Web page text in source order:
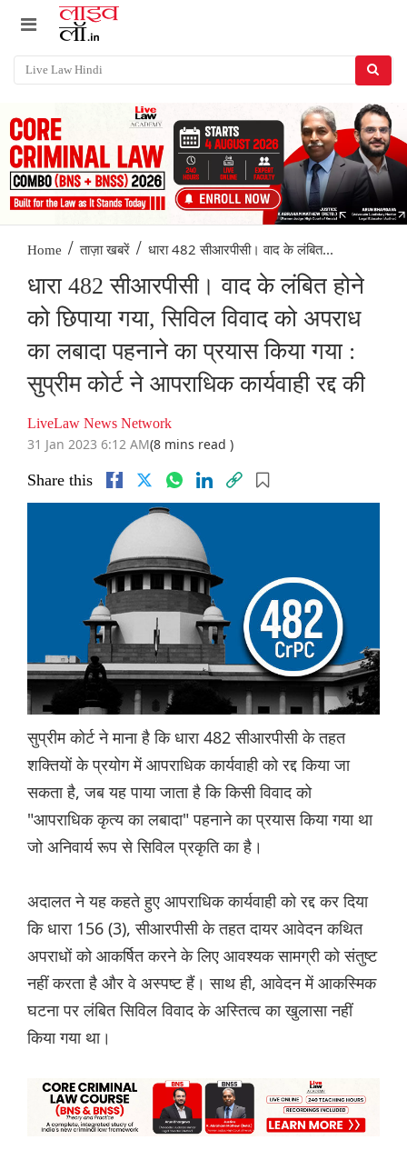
Home / ताज़ा खबरें / धारा 482 सीआरपीसी। वाद के लंबित...
धारा 482 सीआरपीसी। वाद के लंबित होने
को छिपाया गया, सिविल विवाद को अपराध
का लबादा पहनाने का प्रयास किया गया :
सुप्रीम कोर्ट ने आपराधिक कार्यवाही रद्द की
LiveLaw News Network
31 Jan 2023 6:12 AM(8 mins read )
Share this
सुप्रीम कोर्ट ने माना है कि धारा 482 सीआरपीसी के तहत
शक्तियों के प्रयोग में आपराधिक कार्यवाही को रद्द किया जा
सकता है, जब यह पाया जाता है कि किसी विवाद को
"आपराधिक कृत्य का लबादा" पहनाने का प्रयास किया गया था
जो अनिवार्य रूप से सिविल प्रकृति का है।
अदालत ने यह कहते हुए आपराधिक कार्यवाही को रद्द कर दिया
कि धारा 156 (3), सीआरपीसी के तहत दायर आवेदन कथित
अपराधों को आकर्षित करने के लिए आवश्यक सामग्री को संतुष्ट
नहीं करता है और वे अस्पष्ट हैं। साथ ही, आवेदन में आकस्मिक
घटना पर लंबित सिविल विवाद के अस्तित्व का खुलासा नहीं
किया गया था।